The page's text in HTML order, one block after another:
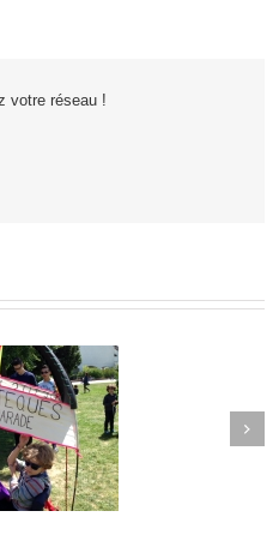
votre réseau !
Cuisine mode d’emploi(s)
Next